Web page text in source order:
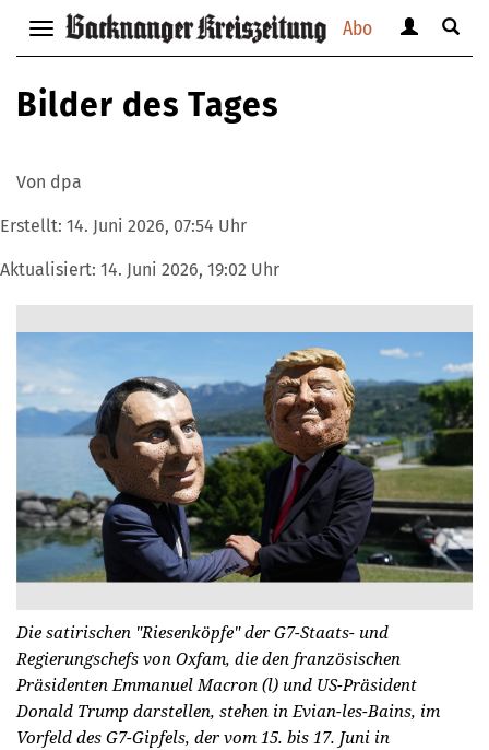
Abo
Navigation
anzeigen
bzw.
verbergen
anzeigen
Suche
Bilder des Tages
Von dpa
Erstellt: 14. Juni 2026, 07:54 Uhr
Aktualisiert: 14. Juni 2026, 19:02 Uhr
Die satirischen "Riesenköpfe" der G7-Staats- und
Regierungschefs von Oxfam, die den französischen
Präsidenten Emmanuel Macron (l) und US-Präsident
Donald Trump darstellen, stehen in Evian-les-Bains, im
Vorfeld des G7-Gipfels, der vom 15. bis 17. Juni in